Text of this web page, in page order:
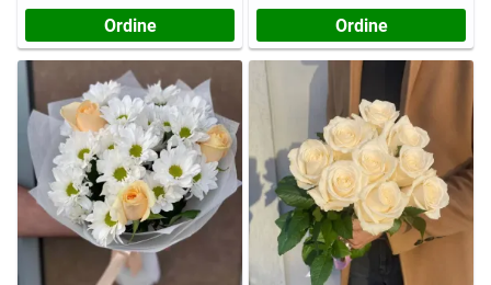
Ordine Ordine